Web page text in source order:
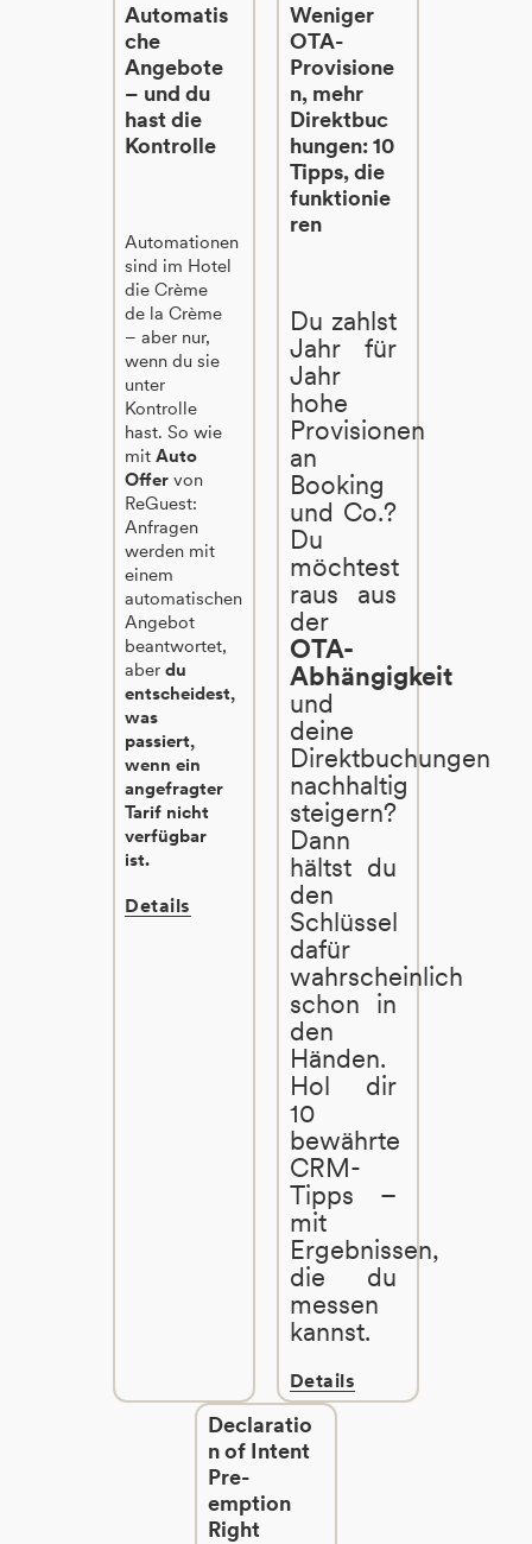
Automatis
che
Angebote
– und du
hast die
Kontrolle
Automationen
sind im Hotel
die Crème
de la Crème
– aber nur,
wenn du sie
unter
Kontrolle
hast. So wie
mitAuto
Offer von
ReGuest:
Anfragen
werden mit
einem
automatischen
Angebot
beantwortet,
aberdu
entscheidest,
was
passiert,
wenn ein
angefragter
Tarif nicht
verfügbar
ist.
Details
Weniger
OTA-
Provisione
n, mehr
Direktbuc
hungen: 10
Tipps, die
funktionie
ren
Du zahlst
Jahr für
Jahr
hohe
Provisionen
an
Booking
und Co.?
Du
möchtest
raus aus
der
OTA-
Abhängigkeit
und
deine
Direktbuchungen
nachhaltig
steigern?
Dann
hältst du
den
Schlüssel
dafür
wahrscheinlich
schon in
den
Händen.
Hol dir
10
bewährte
CRM-
Tipps –
mit
Ergebnissen,
die du
messen
kannst.
Details
Declaratio
n of Intent
Pre-
emption
Right